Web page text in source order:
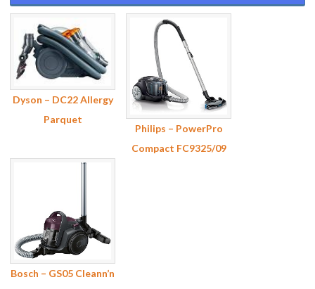
Dyson – DC22 Allergy
Parquet
Philips – PowerPro
Compact FC9325/09
Bosch – GS05 Cleann’n